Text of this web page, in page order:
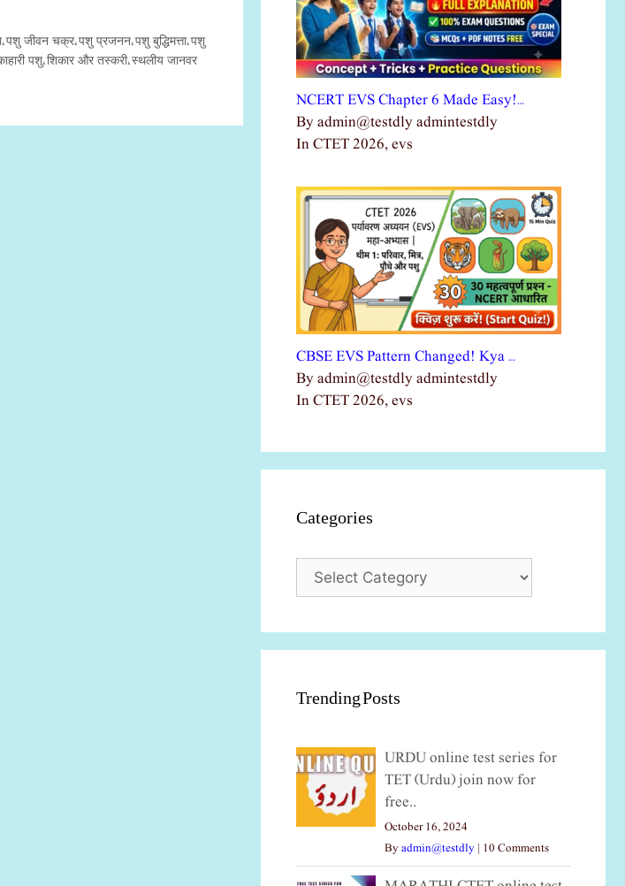
, पशु जीवन चक्र, पशु प्रजनन, पशु बुद्धिमत्ता, पशु
पशु, शिकार और तस्करी, स्थलीय जानवर
NCERT EVS Chapter 6 Made Easy!…
By admin@testdly admintestdly
In CTET 2026, evs
CBSE EVS Pattern Changed! Kya …
By admin@testdly admintestdly
In CTET 2026, evs
Categories
Categories
Trending Posts
URDU online test series for
TET (Urdu) join now for
free..
October 16, 2024
Byadmin@testdly | 10 Comments